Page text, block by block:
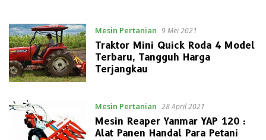
Mesin Pertanian 9 Mei 2021
Traktor Mini Quick Roda 4 Model
Terbaru, Tangguh Harga
Terjangkau
Mesin Pertanian 28 April 2021
Mesin Reaper Yanmar YAP 120 :
Alat Panen Handal Para Petani